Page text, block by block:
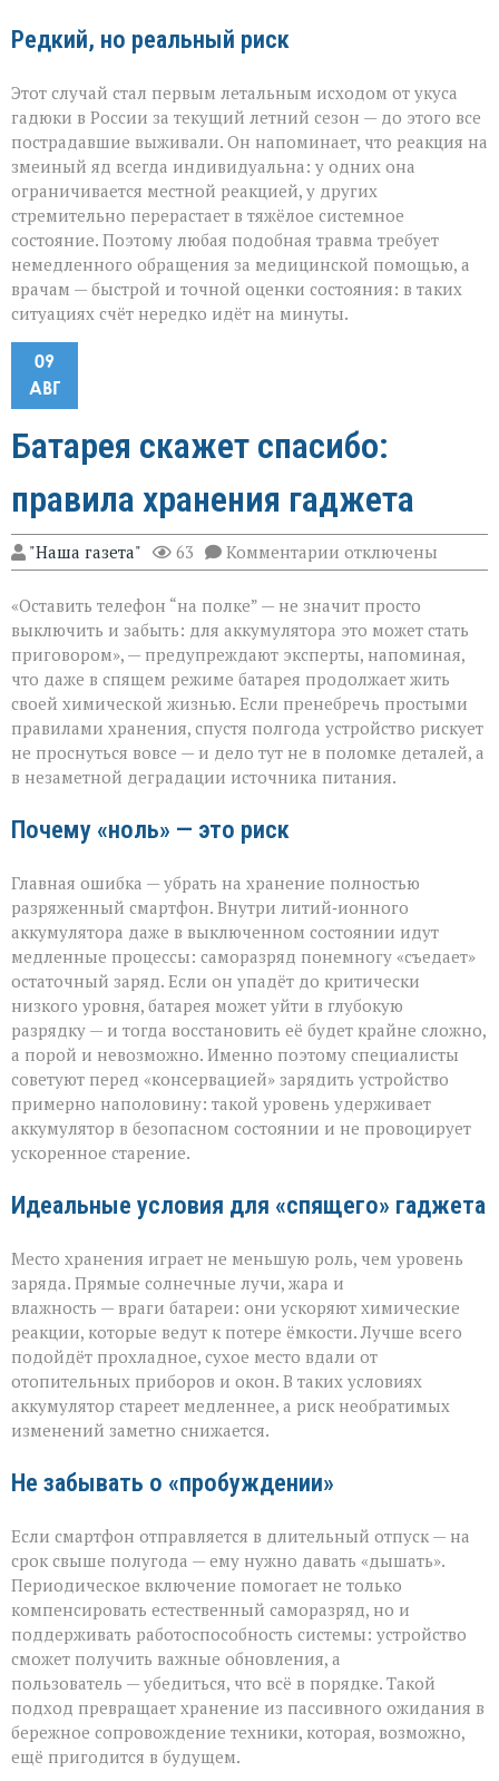
Редкий, но реальный риск
Этот случай стал первым летальным исходом от укуса
гадюки в России за текущий летний сезон — до этого все
пострадавшие выживали. Он напоминает, что реакция на
змеиный яд всегда индивидуальна: у одних она
ограничивается местной реакцией, у других
стремительно перерастает в тяжёлое системное
состояние. Поэтому любая подобная травма требует
немедленного обращения за медицинской помощью, а
врачам — быстрой и точной оценки состояния: в таких
ситуациях счёт нередко идёт на минуты.
09
АВГ
Батарея скажет спасибо:
правила хранения гаджета
"Наша газета" 63 Комментарии к
записи
скажет
спасибо:
хранения
гаджета
отключены
«Оставить телефон “на полке” — не значит просто
выключить и забыть: для аккумулятора это может стать
приговором», — предупреждают эксперты, напоминая,
что даже в спящем режиме батарея продолжает жить
своей химической жизнью. Если пренебречь простыми
правилами хранения, спустя полгода устройство рискует
не проснуться вовсе — и дело тут не в поломке деталей, а
в незаметной деградации источника питания.
Почему «ноль» — это риск
Главная ошибка — убрать на хранение полностью
разряженный смартфон. Внутри литий‑ионного
аккумулятора даже в выключенном состоянии идут
медленные процессы: саморазряд понемногу «съедает»
остаточный заряд. Если он упадёт до критически
низкого уровня, батарея может уйти в глубокую
разрядку — и тогда восстановить её будет крайне сложно,
а порой и невозможно. Именно поэтому специалисты
советуют перед «консервацией» зарядить устройство
примерно наполовину: такой уровень удерживает
аккумулятор в безопасном состоянии и не провоцирует
ускоренное старение.
Идеальные условия для «спящего» гаджета
Место хранения играет не меньшую роль, чем уровень
заряда. Прямые солнечные лучи, жара и
влажность — враги батареи: они ускоряют химические
реакции, которые ведут к потере ёмкости. Лучше всего
подойдёт прохладное, сухое место вдали от
отопительных приборов и окон. В таких условиях
аккумулятор стареет медленнее, а риск необратимых
изменений заметно снижается.
Не забывать о «пробуждении»
Если смартфон отправляется в длительный отпуск — на
срок свыше полугода — ему нужно давать «дышать».
Периодическое включение помогает не только
компенсировать естественный саморазряд, но и
поддерживать работоспособность системы: устройство
сможет получить важные обновления, а
пользователь — убедиться, что всё в порядке. Такой
подход превращает хранение из пассивного ожидания в
бережное сопровождение техники, которая, возможно,
ещё пригодится в будущем.